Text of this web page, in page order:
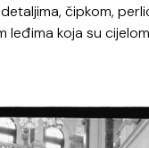
čipkom,
leđima koja su